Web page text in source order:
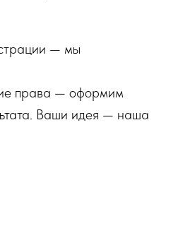
— мы
права — оформим
Ваши идея — наша